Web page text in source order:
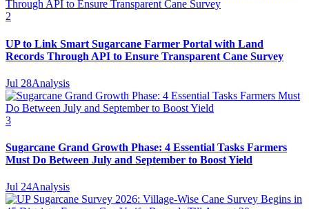
2
UP to Link Smart Sugarcane Farmer Portal with Land
Records Through API to Ensure Transparent Cane Survey
Jul 28Analysis
3
Sugarcane Grand Growth Phase: 4 Essential Tasks Farmers
Must Do Between July and September to Boost Yield
Jul 24Analysis